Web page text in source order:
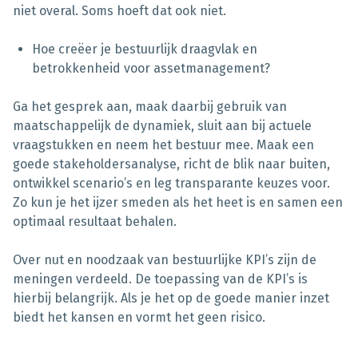
niet overal. Soms hoeft dat ook niet.
Hoe creëer je bestuurlijk draagvlak en
betrokkenheid voor assetmanagement?
Ga het gesprek aan, maak daarbij gebruik van
maatschappelijk de dynamiek, sluit aan bij actuele
vraagstukken en neem het bestuur mee. Maak een
goede stakeholdersanalyse, richt de blik naar buiten,
ontwikkel scenario’s en leg transparante keuzes voor.
Zo kun je het ijzer smeden als het heet is en samen een
optimaal resultaat behalen.
Over nut en noodzaak van bestuurlijke KPI’s zijn de
meningen verdeeld. De toepassing van de KPI’s is
hierbij belangrijk. Als je het op de goede manier inzet
biedt het kansen en vormt het geen risico.